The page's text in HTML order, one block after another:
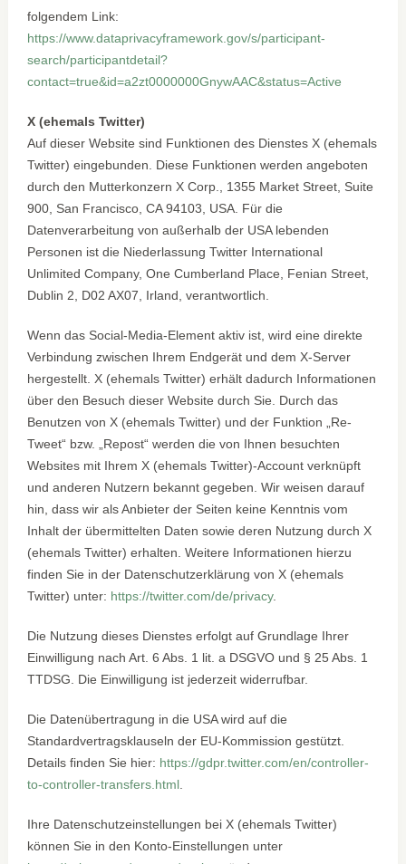
folgendem Link:
https://www.dataprivacyframework.gov/s/participant-
search/participantdetail?
contact=true&id=a2zt0000000GnywAAC&status=Active
X (ehemals Twitter)
Auf dieser Website sind Funktionen des Dienstes X (ehemals
Twitter) eingebunden. Diese Funktionen werden angeboten
durch den Mutterkonzern X Corp., 1355 Market Street, Suite
900, San Francisco, CA 94103, USA. Für die
Datenverarbeitung von außerhalb der USA lebenden
Personen ist die Niederlassung Twitter International
Unlimited Company, One Cumberland Place, Fenian Street,
Dublin 2, D02 AX07, Irland, verantwortlich.
Wenn das Social-Media-Element aktiv ist, wird eine direkte
Verbindung zwischen Ihrem Endgerät und dem X-Server
hergestellt. X (ehemals Twitter) erhält dadurch Informationen
über den Besuch dieser Website durch Sie. Durch das
Benutzen von X (ehemals Twitter) und der Funktion „Re-
Tweet“ bzw. „Repost“ werden die von Ihnen besuchten
Websites mit Ihrem X (ehemals Twitter)-Account verknüpft
und anderen Nutzern bekannt gegeben. Wir weisen darauf
hin, dass wir als Anbieter der Seiten keine Kenntnis vom
Inhalt der übermittelten Daten sowie deren Nutzung durch X
(ehemals Twitter) erhalten. Weitere Informationen hierzu
finden Sie in der Datenschutzerklärung von X (ehemals
Twitter) unter: https://twitter.com/de/privacy.
Die Nutzung dieses Dienstes erfolgt auf Grundlage Ihrer
Einwilligung nach Art. 6 Abs. 1 lit. a DSGVO und § 25 Abs. 1
TTDSG. Die Einwilligung ist jederzeit widerrufbar.
Die Datenübertragung in die USA wird auf die
Standardvertragsklauseln der EU-Kommission gestützt.
Details finden Sie hier: https://gdpr.twitter.com/en/controller-
to-controller-transfers.html
Ihre Datenschutzeinstellungen bei X (ehemals Twitter)
können Sie in den Konto-Einstellungen unter